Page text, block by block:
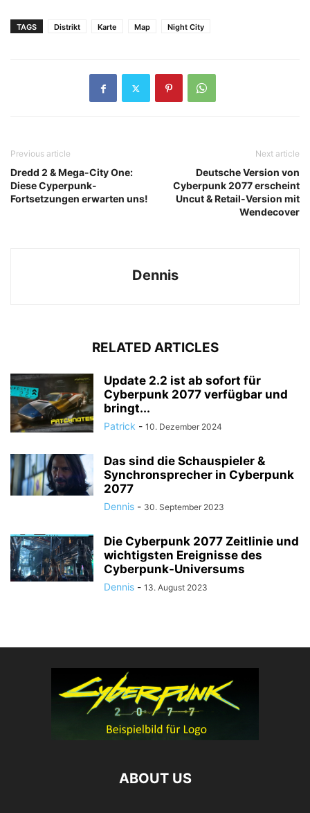
TAGS Distrikt Karte Map Night City
Previous article
Dredd 2 & Mega-City One:
Diese Cyperpunk-
Fortsetzungen erwarten uns!
Next article
Deutsche Version von
Cyberpunk 2077 erscheint
Uncut & Retail-Version mit
Wendecover
Dennis
RELATED ARTICLES
Update 2.2 ist ab sofort für
Cyberpunk 2077 verfügbar und
bringt...
Patrick - 10. Dezember 2024
Das sind die Schauspieler &
Synchronsprecher in Cyberpunk
2077
Dennis - 30. September 2023
Die Cyberpunk 2077 Zeitlinie und
wichtigsten Ereignisse des
Cyberpunk-Universums
Dennis - 13. August 2023
ABOUT US